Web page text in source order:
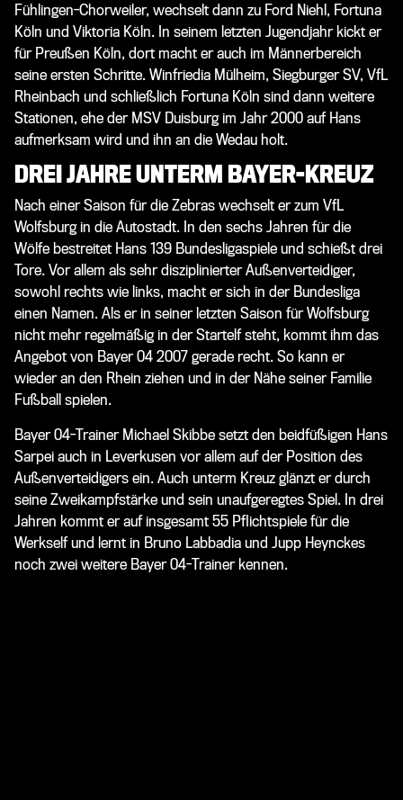
Fühlingen-Chorweiler, wechselt dann zu Ford Niehl, Fortuna
Köln und Viktoria Köln. In seinem letzten Jugendjahr kickt er
für Preußen Köln, dort macht er auch im Männerbereich
seine ersten Schritte. Winfriedia Mülheim, Siegburger SV, VfL
Rheinbach und schließlich Fortuna Köln sind dann weitere
Stationen, ehe der MSV Duisburg im Jahr 2000 auf Hans
aufmerksam wird und ihn an die Wedau holt.
DREI JAHRE UNTERM BAYER-KREUZ
Nach einer Saison für die Zebras wechselt er zum VfL
Wolfsburg in die Autostadt. In den sechs Jahren für die
Wölfe bestreitet Hans 139 Bundesligaspiele und schießt drei
Tore. Vor allem als sehr disziplinierter Außenverteidiger,
sowohl rechts wie links, macht er sich in der Bundesliga
einen Namen. Als er in seiner letzten Saison für Wolfsburg
nicht mehr regelmäßig in der Startelf steht, kommt ihm das
Angebot von Bayer 04 2007 gerade recht. So kann er
wieder an den Rhein ziehen und in der Nähe seiner Familie
Fußball spielen.
Bayer 04-Trainer Michael Skibbe setzt den beidfüßigen Hans
Sarpei auch in Leverkusen vor allem auf der Position des
Außenverteidigers ein. Auch unterm Kreuz glänzt er durch
seine Zweikampfstärke und sein unaufgeregtes Spiel. In drei
Jahren kommt er auf insgesamt 55 Pflichtspiele für die
Werkself und lernt in Bruno Labbadia und Jupp Heynckes
noch zwei weitere Bayer 04-Trainer kennen.